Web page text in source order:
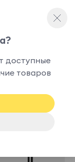
доступные
товаров